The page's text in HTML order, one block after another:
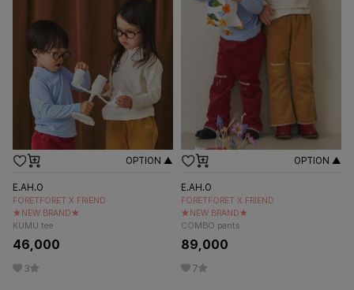
OPTION ▲
E.AH.O
FORETFORET X FRIEND
★NEW BRAND★
KUMU tee
46,000
3
OPTION ▲
E.AH.O
FORETFORET X FRIEND
★NEW BRAND★
COMBO pants
89,000
7